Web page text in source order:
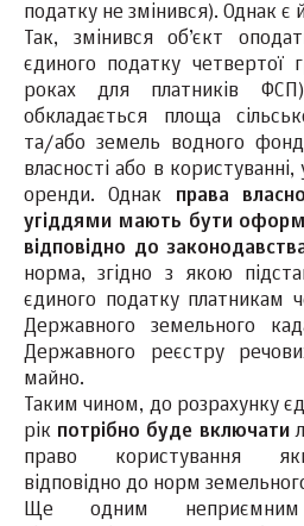
податку не змінився). Однак є
Так, змінився об’єкт
єдиного податку четвертої
роках для платників
обкладається площа
та/або земель водного
власності або в
оренди. Однак права
угіддями мають бути
відповідно до
норма, згідно з якою
єдиного податку платникам
Державного земельного
Державного реєстру
майно.
Таким чином, до розрахунку
рік потрібно буде включати
право користування
відповідно до норм
Ще одним